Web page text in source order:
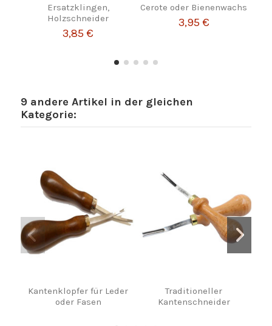
Ersatzklingen,
Holzschneider
3,85 €
Cerote oder Bienenwachs
3,95 €
9 andere Artikel in der gleichen
Kategorie:
Kantenklopfer für Leder
oder Fasen
Traditioneller
Kantenschneider